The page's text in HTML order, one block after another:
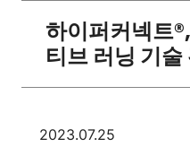
하이퍼커넥트
티브 러닝 기
2023.07.25